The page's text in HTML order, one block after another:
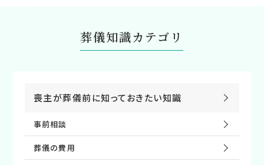
葬儀知識カテゴリ
喪主が葬儀前に知っておきたい知識
事前相談
葬儀の費⽤